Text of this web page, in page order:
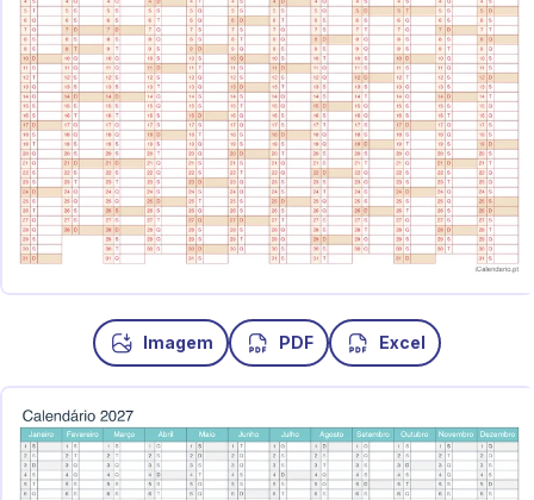
Imagem PDF Excel